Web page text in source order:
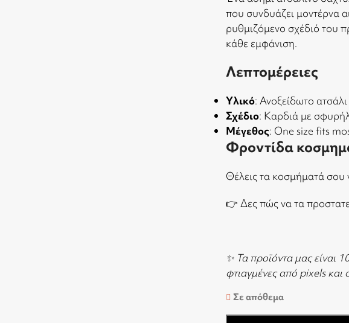
που συνδυάζει μοντέρνα
ρυθμιζόμενο σχέδιό του
κάθε εμφάνιση.
Λεπτομέρειες
Υλικό: Ανοξείδωτο
Σχέδιο: Καρδιά με
Μέγεθος: One size fits
Φροντίδα
Θέλεις τα κοσμήματά
👉 Δες πώς να τα
✨ Τα προϊόντα μας είναι
φτιαγμένες από pixels και
Σε απόθεμα